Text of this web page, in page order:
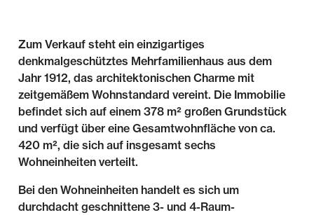
Zum Verkauf steht ein einzigartiges
denkmalgeschütztes Mehrfamilienhaus aus dem
Jahr 1912, das architektonischen Charme mit
zeitgemäßem Wohnstandard vereint. Die Immobilie
befindet sich auf einem 378 m² großen Grundstück
und verfügt über eine Gesamtwohnfläche von ca.
420 m², die sich auf insgesamt sechs
Wohneinheiten verteilt.
Bei den Wohneinheiten handelt es sich um
durchdacht geschnittene 3- und 4-Raum-